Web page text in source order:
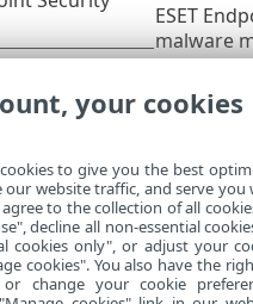
ESET
malware
ESET
ESET
Endpoint
de
your cookies
to give you the best
our website traffic, and serve you
to the collection of all
decline all non-essential
cookies only", or adjust your
cookies". You also have the
change your cookie